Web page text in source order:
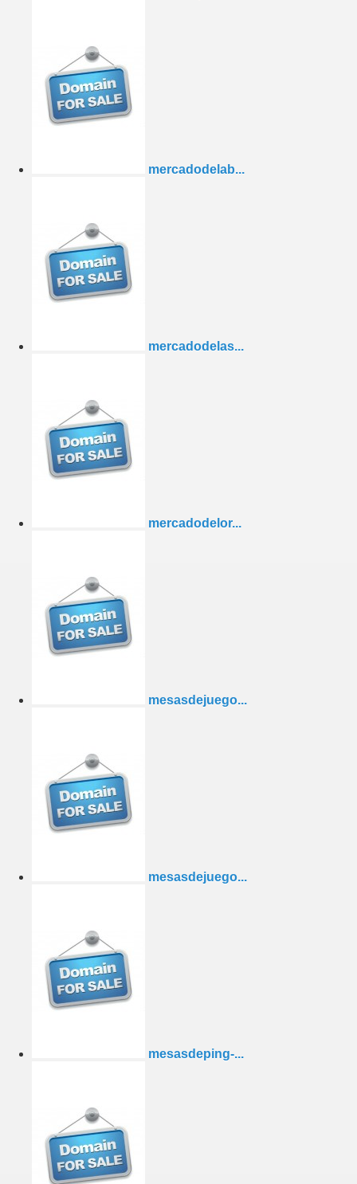
mercadodelab...
mercadodelas...
mercadodelor...
mesasdejuego...
mesasdejuego...
mesasdeping-...